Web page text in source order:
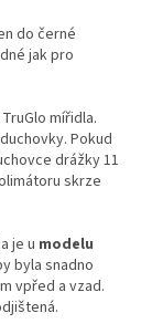
do černé
jak pro
mířidla.
Pokud
drážky 11
skrze
je u modelu
byla snadno
vpřed a vzad.